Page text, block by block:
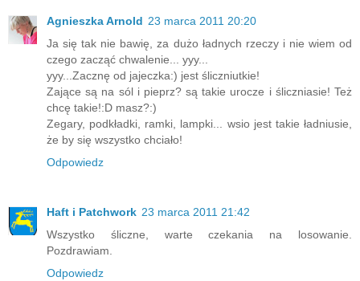
Agnieszka Arnold 23 marca 2011 20:20
Ja się tak nie bawię, za dużo ładnych rzeczy i nie wiem od
czego zacząć chwalenie... yyy...
yyy...Zacznę od jajeczka:) jest śliczniutkie!
Zające są na sól i pieprz? są takie urocze i śliczniasie! Też
chcę takie!:D masz?:)
Zegary, podkładki, ramki, lampki... wsio jest takie ładniusie,
że by się wszystko chciało!
Odpowiedz
Haft i Patchwork 23 marca 2011 21:42
Wszystko śliczne, warte czekania na losowanie.
Pozdrawiam.
Odpowiedz